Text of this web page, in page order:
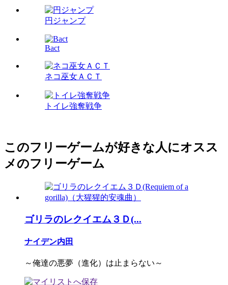
円ジャンプ
Bact
ネコ巫女ＡＣＴ
トイレ強奪戦争
このフリーゲームが好きな人にオスス
メのフリーゲーム
ゴリラのレクイエム３Ｄ(...
ナイデン内田
～俺達の悪夢（進化）は止まらない～